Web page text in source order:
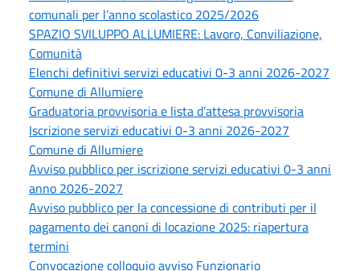
comunali per l’anno scolastico 2025/2026
SPAZIO SVILUPPO ALLUMIERE: Lavoro, Conviliazione,
Comunità
Elenchi definitivi servizi educativi 0-3 anni 2026-2027
Comune di Allumiere
Graduatoria provvisoria e lista d’attesa provvisoria
Iscrizione servizi educativi 0-3 anni 2026-2027
Comune di Allumiere
Avviso pubblico per iscrizione servizi educativi 0-3 anni
anno 2026-2027
Avviso pubblico per la concessione di contributi per il
pagamento dei canoni di locazione 2025: riapertura
termini
Convocazione colloquio avviso Funzionario